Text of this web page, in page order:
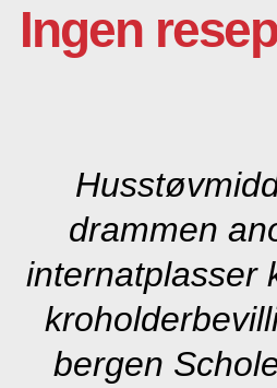
Ingen
drammen
internatplasser
bergen